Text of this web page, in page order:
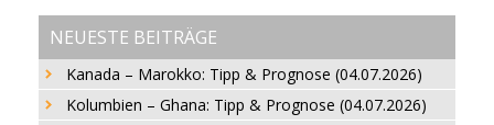
NEUESTE BEITRÄGE
Kanada – Marokko: Tipp & Prognose (04.07.2026)
Kolumbien – Ghana: Tipp & Prognose (04.07.2026)